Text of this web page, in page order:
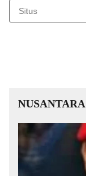
NUSANTARA